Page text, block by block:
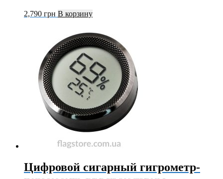
2,790 грн В корзину
Цифровой сигарный гигрометр-